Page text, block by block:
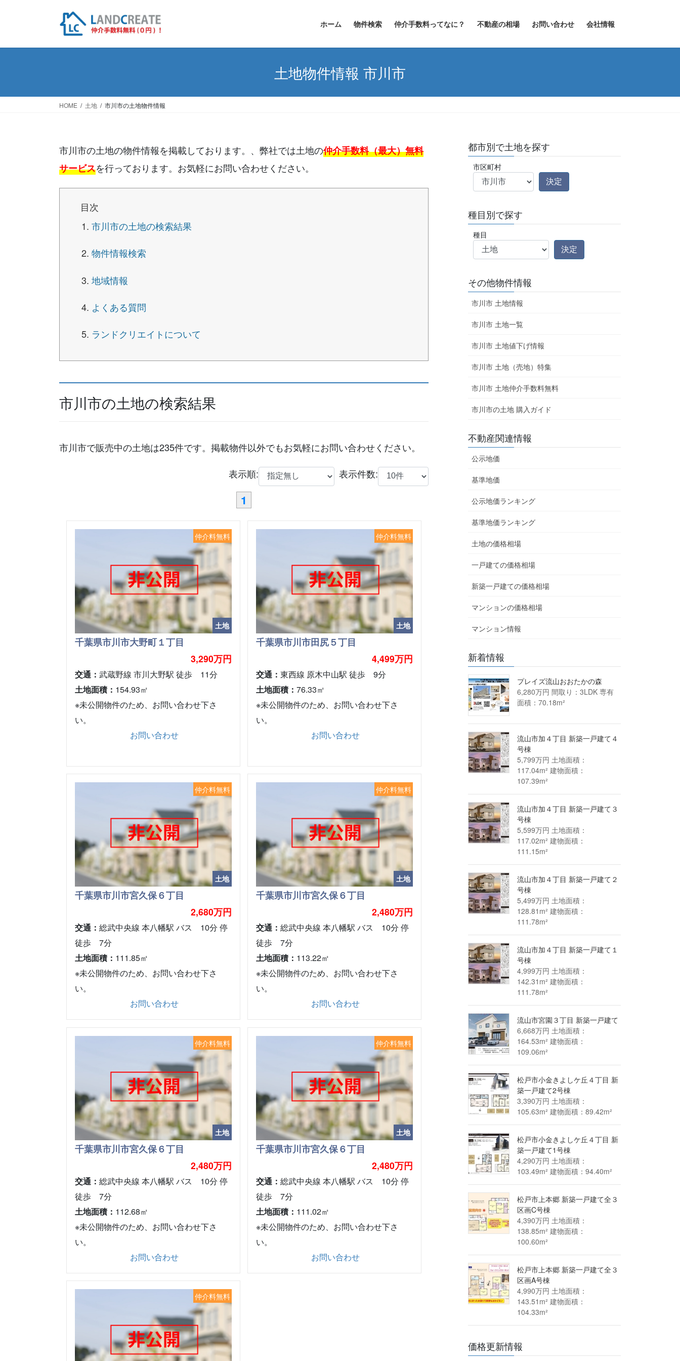
ホーム 物件検索 仲介手数料ってなに？ 不動産の相場 お問い合わせ 会社情報
土地物件情報 市川市
HOME 土地 市川市の土地物件情報
市川市の土地の物件情報を掲載しております。、弊社では土地の仲介手数料（最大）無料
サービスを行っております。お気軽にお問い合わせください。
目次
市川市の土地の検索結果
物件情報検索
地域情報
よくある質問
ランドクリエイトについて
市川市の土地の検索結果
市川市で販売中の土地は235件です。掲載物件以外でもお気軽にお問い合わせください。
表示順:
表示件数:
1
土地
仲介料無料
千葉県市川市大野町１丁目
3,290万円
交通：武蔵野線 市川大野駅 徒歩 11分
土地面積： 154.93㎡
※未公開物件のため、お問い合わせ下さ
い。
お問い合わせ
土地
仲介料無料
千葉県市川市田尻５丁目
4,499万円
交通：東西線 原木中山駅 徒歩 9分
土地面積：76.33㎡
※未公開物件のため、お問い合わせ下さ
い。
お問い合わせ
土地
仲介料無料
千葉県市川市宮久保６丁目
2,680万円
交通：総武中央線 本八幡駅 バス 10分 停
徒歩 7分
土地面積： 111.85㎡
※未公開物件のため、お問い合わせ下さ
い。
お問い合わせ
土地
仲介料無料
千葉県市川市宮久保６丁目
2,480万円
交通：総武中央線 本八幡駅 バス 10分 停
徒歩 7分
土地面積： 113.22㎡
※未公開物件のため、お問い合わせ下さ
い。
お問い合わせ
土地
仲介料無料
千葉県市川市宮久保６丁目
2,480万円
交通：総武中央線 本八幡駅 バス 10分 停
徒歩 7分
土地面積： 112.68㎡
※未公開物件のため、お問い合わせ下さ
い。
お問い合わせ
土地
仲介料無料
千葉県市川市宮久保６丁目
2,480万円
交通：総武中央線 本八幡駅 バス 10分 停
徒歩 7分
土地面積： 111.02㎡
※未公開物件のため、お問い合わせ下さ
い。
お問い合わせ
仲介料無料
都市別で土地を探す
市区町村
種目別で探す
種目
その他物件情報
市川市 土地情報
市川市 土地一覧
市川市 土地値下げ情報
市川市 土地（売地）特集
市川市 土地仲介手数料無料
市川市の土地 購入ガイド
不動産関連情報
公示地価
基準地価
公示地価ランキング
基準地価ランキング
土地の価格相場
一戸建ての価格相場
新築一戸建ての価格相場
マンションの価格相場
マンション情報
新着情報
プレイズ流山おおたかの森
6,280万円 間取り：3LDK 専有
面積：70.18m²
流山市加４丁目 新築一戸建て４
号棟
5,799万円 土地面積：
117.04m² 建物面積：
107.39m²
流山市加４丁目 新築一戸建て３
号棟
5,599万円 土地面積：
117.02m² 建物面積：
111.15m²
流山市加４丁目 新築一戸建て２
号棟
5,499万円 土地面積：
128.81m² 建物面積：
111.78m²
流山市加４丁目 新築一戸建て１
号棟
4,999万円 土地面積：
142.31m² 建物面積：
111.78m²
流山市宮園３丁目 新築一戸建て
6,668万円 土地面積：
164.53m² 建物面積：
109.06m²
松戸市小金きよしケ丘４丁目 新
築一戸建て2号棟
3,390万円 土地面積：
105.63m² 建物面積：89.42m²
松戸市小金きよしケ丘４丁目 新
築一戸建て1号棟
4,290万円 土地面積：
103.49m² 建物面積：94.40m²
松戸市上本郷 新築一戸建て全３
区画C号棟
4,390万円 土地面積：
138.85m² 建物面積：
100.60m²
松戸市上本郷 新築一戸建て全３
区画A号棟
4,990万円 土地面積：
143.51m² 建物面積：
104.33m²
価格更新情報